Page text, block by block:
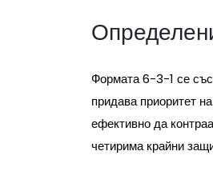
Формата 6-3-1 се
придава приоритет
ефективно да
четирима крайни